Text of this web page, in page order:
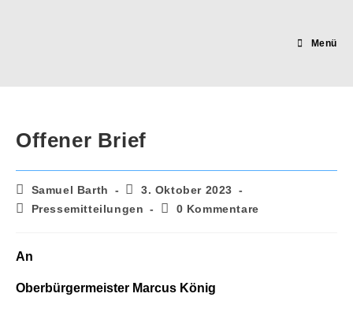
Menü
Offener Brief
Beitrags-
Autor:
Samuel Barth
Beitrag
veröffentlicht:
3. Oktober 2023
Beitrags-
Pressemitteilungen
Beitrags-
0 Kommentare
An
Oberbürgermeister Marcus König